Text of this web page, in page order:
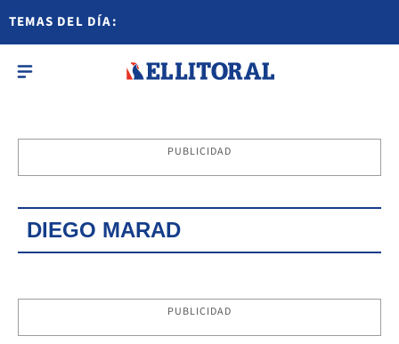
TEMAS DEL DÍA:
PUBLICIDAD
DIEGO MARAD
PUBLICIDAD